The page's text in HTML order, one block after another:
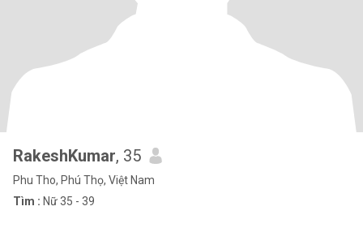
RakeshKumar, 35
Phu Tho, Phú Thọ, Việt Nam
Tìm : Nữ 35 - 39